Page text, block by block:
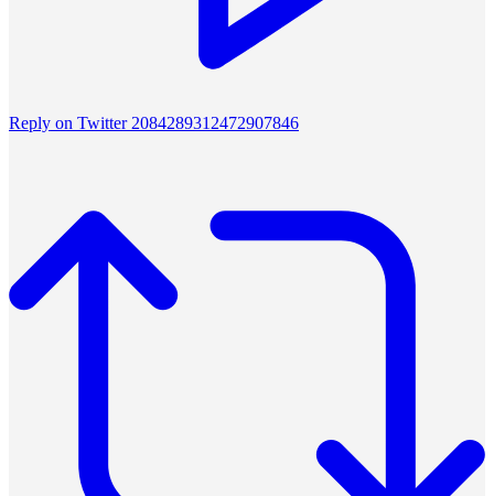
Reply on Twitter 2084289312472907846